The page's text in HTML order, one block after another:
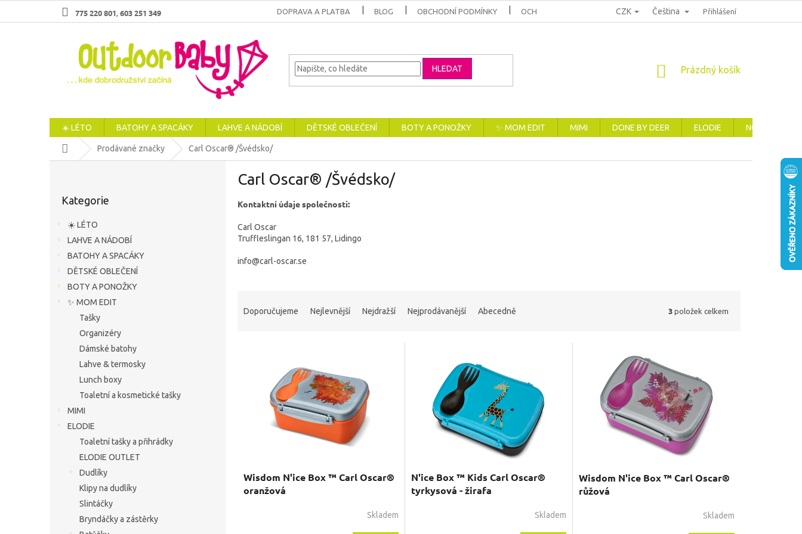
775 220 801 603 251 349 DOPRAVA A PLATBA BLOG OBCHODNÍ PODMÍNKY OCHRANA OSOBNÍCH ÚDAJŮ REKLAMACE, VRÁCENÍ A VÝMĚNA ZBOŽÍ
CZK Čeština Přihlášení
HLEDAT
NÁKUPNÍ
Prázdný košík
☀️ LÉTO BATOHY A SPACÁKY LAHVE A NÁDOBÍ DĚTSKÉ OBLEČENÍ BOTY A PONOŽKY ✨ MOM EDIT MIMI DONE BY DEER ELODIE NOVINKY
Domů Prodávané značky Carl Oscar® /Švédsko/
kategorie
Kategorie
☀️ LÉTO
LAHVE A NÁDOBÍ
BATOHY A SPACÁKY
DĚTSKÉ OBLEČENÍ
BOTY A PONOŽKY
✨ MOM EDIT
Tašky
Organizéry
Dámské batohy
Lahve & termosky
Lunch boxy
Toaletní a kosmetické tašky
MIMI
ELODIE
Toaletní tašky a přihrádky
ELODIE OUTLET
Dudlíky
Klipy na dudlíky
Slintáčky
Bryndáčky a zástěrky
Carl Oscar® /Švédsko/
Kontaktní údaje společnosti:
Carl Oscar
Truffleslingan 16, 181 57, Lidingo
info@carl-oscar.se
Doporučujeme Nejlevnější Nejdražší Nejprodávanější Abecedně 3 položek celkem
Wisdom N'ice Box ™ Carl Oscar®
oranžová
Skladem
N'ice Box ™ Kids Carl Oscar®
tyrkysová - žirafa
Skladem
Wisdom N'ice Box ™ Carl Oscar®
růžová
Skladem